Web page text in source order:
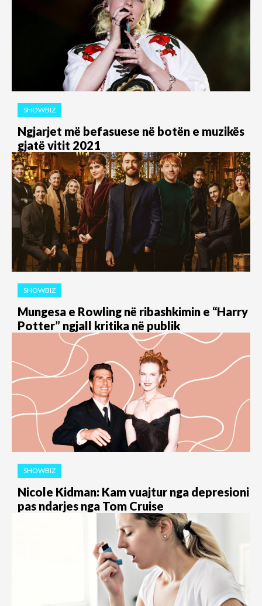
SHOWBIZ
Ngjarjet më befasuese në botën e muzikës
gjatë vitit 2021
SHOWBIZ
Mungesa e Rowling në ribashkimin e “Harry
Potter” ngjall kritika në publik
SHOWBIZ
​Nicole Kidman: Kam vuajtur nga depresioni
pas ndarjes nga Tom Cruise